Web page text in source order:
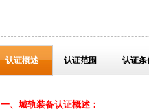
认证概述 认证范围 认证条
一、城轨装备认证概述：